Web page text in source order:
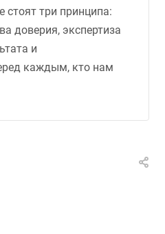
стоят три принципа:
доверия, экспертиза
и
каждым, кто нам